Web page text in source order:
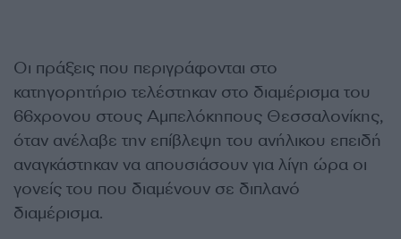
Οι πράξεις που περιγράφονται στο
κατηγορητήριο τελέστηκαν στο διαμέρισμα του
66χρονου στους Αμπελόκηπους Θεσσαλονίκης,
όταν ανέλαβε την επίβλεψη του ανήλικου επειδή
αναγκάστηκαν να απουσιάσουν για λίγη ώρα οι
γονείς του που διαμένουν σε διπλανό
διαμέρισμα.